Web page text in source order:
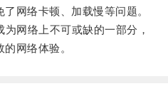
网络卡顿、加载慢等问题。
网络上不可或缺的一部分，
网络体验。